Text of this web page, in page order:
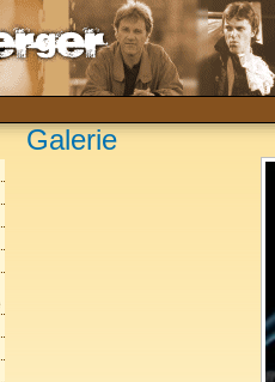
Galerie